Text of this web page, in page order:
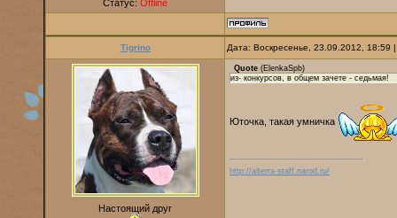
Статус: Offline
Tigrino Дата: Воскресенье, 23.09.2012,
Настоящий друг
Quote (ElenkaSpb)
из- конкурсов, в общем зачете - седьмая!
Юточка, такая умничка
http://alterra-staff.narod.ru/